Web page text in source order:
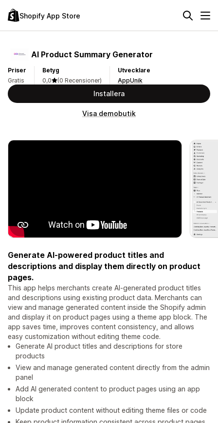
Shopify App Store
AI Product Summary Generator
Priser
Gratis
Betyg
0,0
(0 Recensioner)
Utvecklare
AppUnik
Installera
Visa demobutik
Generate AI-powered product titles and
descriptions and display them directly on product
pages.
This app helps merchants create AI-generated product titles
and descriptions using existing product data. Merchants can
view and manage generated content inside the Shopify admin
and display it on product pages using a theme app block. The
app saves time, improves content consistency, and allows
easy customization without editing theme code.
Generate AI product titles and descriptions for store
products
View and manage generated content directly from the admin
panel
Add AI generated content to product pages using an app
block
Update product content without editing theme files or code